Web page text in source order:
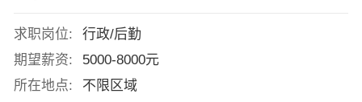
求职岗位:
行政/后勤
期望薪资:
5000-8000元
所在地点:
不限区域